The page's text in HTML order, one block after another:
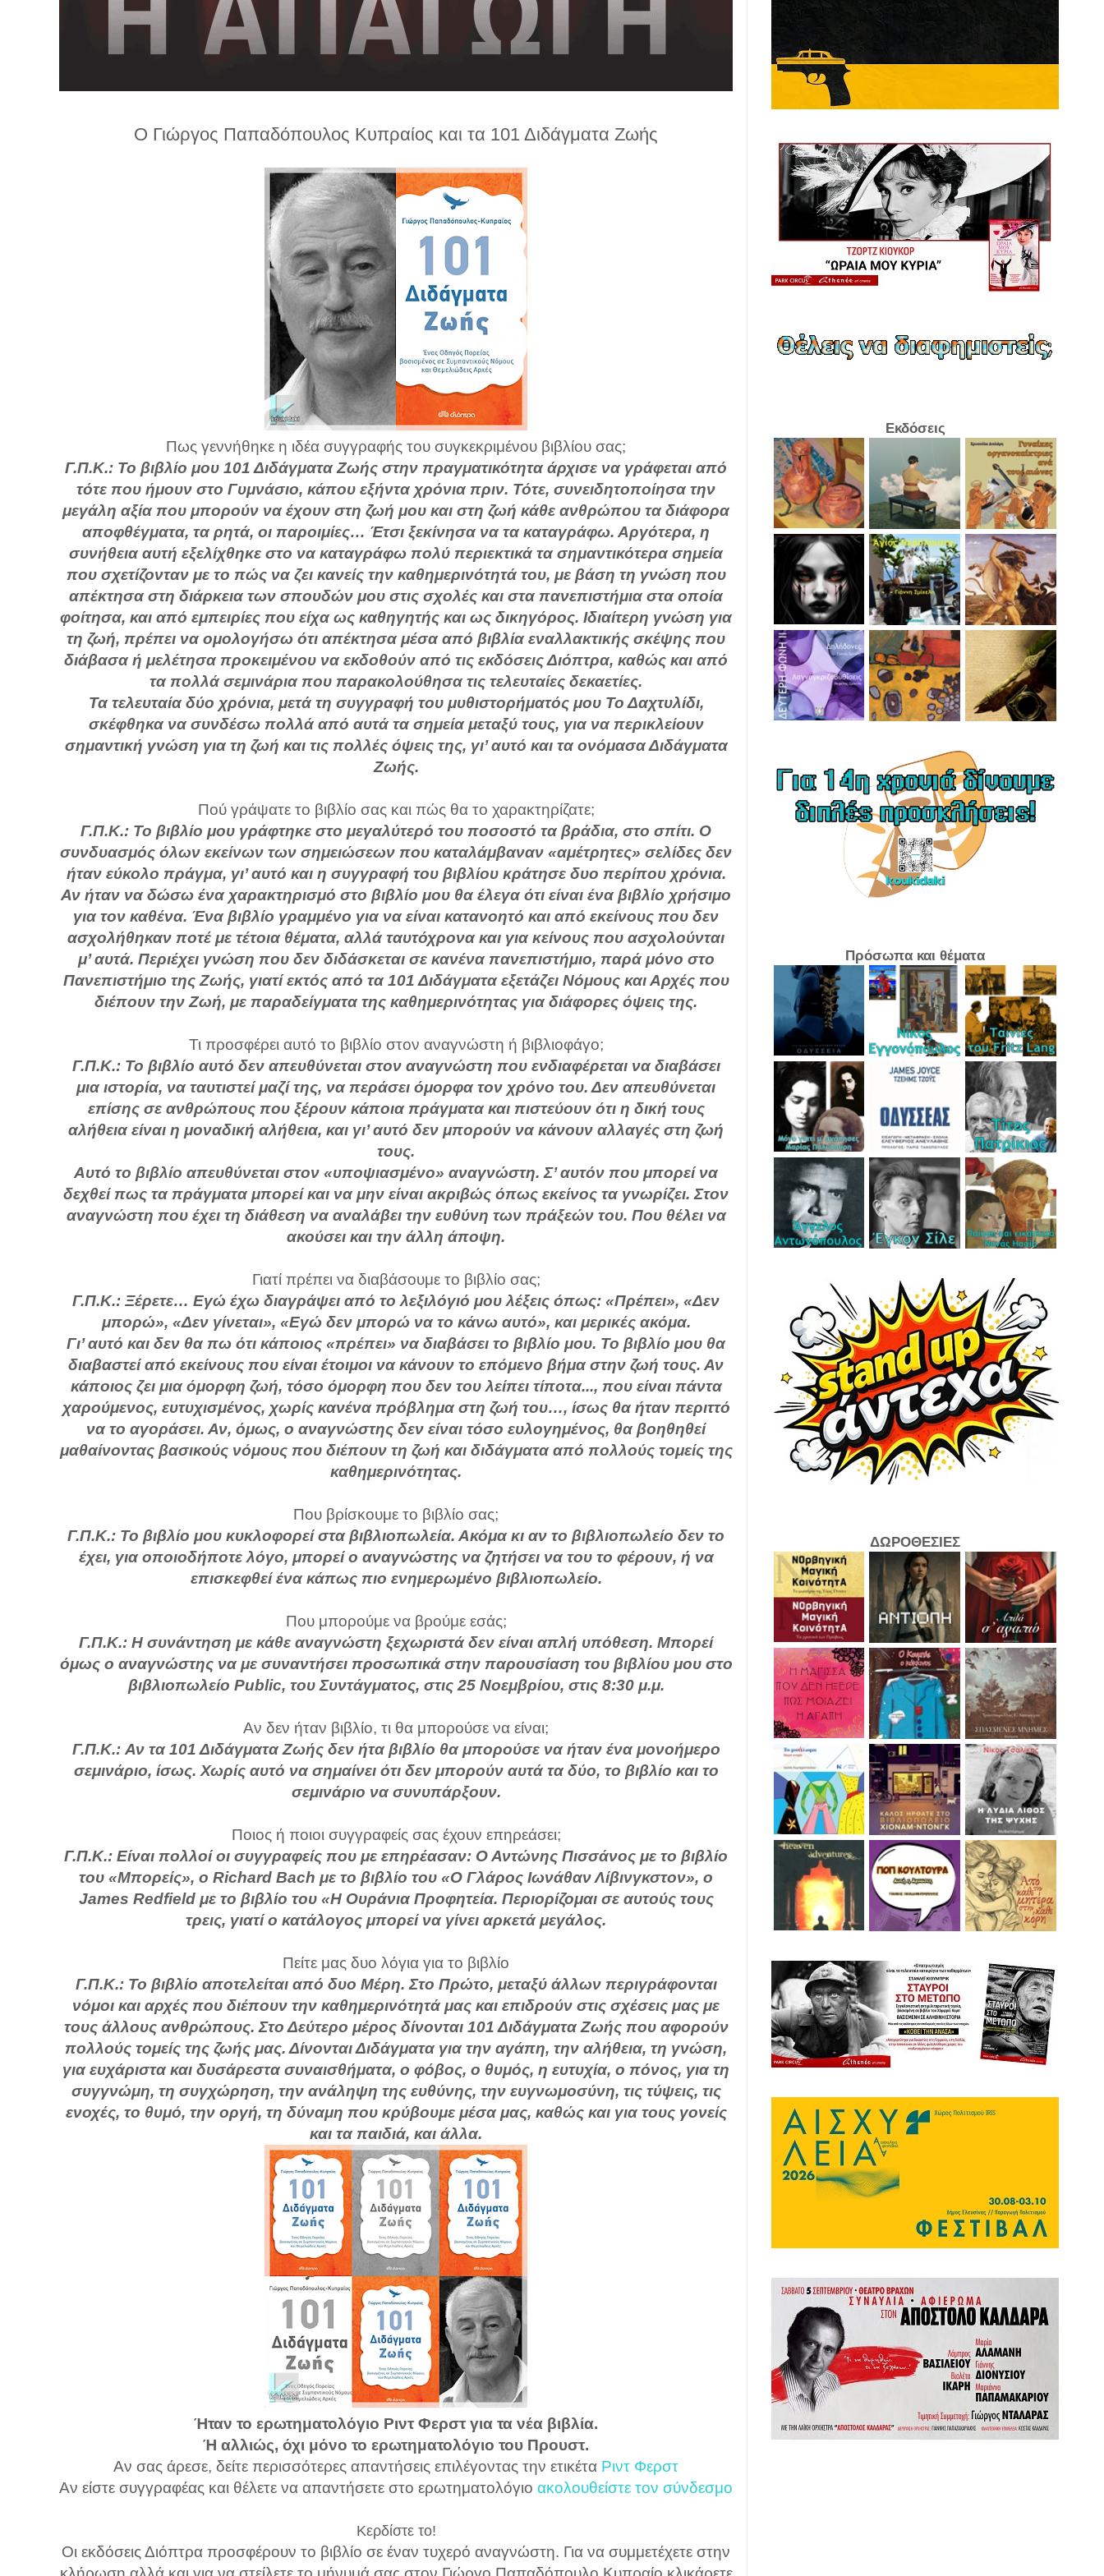
Ο Γιώργος Παπαδόπουλος Κυπραίος και τα 101 Διδάγματα Ζωής
Πως γεννήθηκε η ιδέα συγγραφής του συγκεκριμένου βιβλίου σας;
Γ.Π.Κ.: Το βιβλίο μου 101 Διδάγματα Ζωής στην πραγματικότητα άρχισε να γράφεται από
τότε που ήμουν στο Γυμνάσιο, κάπου εξήντα χρόνια πριν. Τότε, συνειδητοποίησα την
μεγάλη αξία που μπορούν να έχουν στη ζωή μου και στη ζωή κάθε ανθρώπου τα διάφορα
αποφθέγματα, τα ρητά, οι παροιμίες… Έτσι ξεκίνησα να τα καταγράφω. Αργότερα, η
συνήθεια αυτή εξελίχθηκε στο να καταγράφω πολύ περιεκτικά τα σημαντικότερα σημεία
που σχετίζονταν με το πώς να ζει κανείς την καθημερινότητά του, με βάση τη γνώση που
απέκτησα στη διάρκεια των σπουδών μου στις σχολές και στα πανεπιστήμια στα οποία
φοίτησα, και από εμπειρίες που είχα ως καθηγητής και ως δικηγόρος. Ιδιαίτερη γνώση για
τη ζωή, πρέπει να ομολογήσω ότι απέκτησα μέσα από βιβλία εναλλακτικής σκέψης που
διάβασα ή μελέτησα προκειμένου να εκδοθούν από τις εκδόσεις Διόπτρα, καθώς και από
τα πολλά σεμινάρια που παρακολούθησα τις τελευταίες δεκαετίες.
Τα τελευταία δύο χρόνια, μετά τη συγγραφή του μυθιστορήματός μου Το Δαχτυλίδι,
σκέφθηκα να συνδέσω πολλά από αυτά τα σημεία μεταξύ τους, για να περικλείουν
σημαντική γνώση για τη ζωή και τις πολλές όψεις της, γι’ αυτό και τα ονόμασα Διδάγματα
Ζωής.
Πού γράψατε το βιβλίο σας και πώς θα το χαρακτηρίζατε;
Γ.Π.Κ.: Το βιβλίο μου γράφτηκε στο μεγαλύτερό του ποσοστό τα βράδια, στο σπίτι. Ο
συνδυασμός όλων εκείνων των σημειώσεων που καταλάμβαναν «αμέτρητες» σελίδες δεν
ήταν εύκολο πράγμα, γι’ αυτό και η συγγραφή του βιβλίου κράτησε δυο περίπου χρόνια.
Αν ήταν να δώσω ένα χαρακτηρισμό στο βιβλίο μου θα έλεγα ότι είναι ένα βιβλίο χρήσιμο
για τον καθένα. Ένα βιβλίο γραμμένο για να είναι κατανοητό και από εκείνους που δεν
ασχολήθηκαν ποτέ με τέτοια θέματα, αλλά ταυτόχρονα και για κείνους που ασχολούνται
μ’ αυτά. Περιέχει γνώση που δεν διδάσκεται σε κανένα πανεπιστήμιο, παρά μόνο στο
Πανεπιστήμιο της Ζωής, γιατί εκτός από τα 101 Διδάγματα εξετάζει Νόμους και Αρχές που
διέπουν την Ζωή, με παραδείγματα της καθημερινότητας για διάφορες όψεις της.
Τι προσφέρει αυτό το βιβλίο στον αναγνώστη ή βιβλιοφάγο;
Γ.Π.Κ.: Το βιβλίο αυτό δεν απευθύνεται στον αναγνώστη που ενδιαφέρεται να διαβάσει
μια ιστορία, να ταυτιστεί μαζί της, να περάσει όμορφα τον χρόνο του. Δεν απευθύνεται
επίσης σε ανθρώπους που ξέρουν κάποια πράγματα και πιστεύουν ότι η δική τους
αλήθεια είναι η μοναδική αλήθεια, και γι’ αυτό δεν μπορούν να κάνουν αλλαγές στη ζωή
τους.
Αυτό το βιβλίο απευθύνεται στον «υποψιασμένο» αναγνώστη. Σ’ αυτόν που μπορεί να
δεχθεί πως τα πράγματα μπορεί και να μην είναι ακριβώς όπως εκείνος τα γνωρίζει. Στον
αναγνώστη που έχει τη διάθεση να αναλάβει την ευθύνη των πράξεών του. Που θέλει να
ακούσει και την άλλη άποψη.
Γιατί πρέπει να διαβάσουμε το βιβλίο σας;
Γ.Π.Κ.: Ξέρετε… Εγώ έχω διαγράψει από το λεξιλόγιό μου λέξεις όπως: «Πρέπει», «Δεν
μπορώ», «Δεν γίνεται», «Εγώ δεν μπορώ να το κάνω αυτό», και μερικές ακόμα.
Γι’ αυτό και δεν θα πω ότι κάποιος «πρέπει» να διαβάσει το βιβλίο μου. Το βιβλίο μου θα
διαβαστεί από εκείνους που είναι έτοιμοι να κάνουν το επόμενο βήμα στην ζωή τους. Αν
κάποιος ζει μια όμορφη ζωή, τόσο όμορφη που δεν του λείπει τίποτα..., που είναι πάντα
χαρούμενος, ευτυχισμένος, χωρίς κανένα πρόβλημα στη ζωή του…, ίσως θα ήταν περιττό
να το αγοράσει. Αν, όμως, ο αναγνώστης δεν είναι τόσο ευλογημένος, θα βοηθηθεί
μαθαίνοντας βασικούς νόμους που διέπουν τη ζωή και διδάγματα από πολλούς τομείς της
καθημερινότητας.
Που βρίσκουμε το βιβλίο σας;
Γ.Π.Κ.: Το βιβλίο μου κυκλοφορεί στα βιβλιοπωλεία. Ακόμα κι αν το βιβλιοπωλείο δεν το
έχει, για οποιοδήποτε λόγο, μπορεί ο αναγνώστης να ζητήσει να του το φέρουν, ή να
επισκεφθεί ένα κάπως πιο ενημερωμένο βιβλιοπωλείο.
Που μπορούμε να βρούμε εσάς;
Γ.Π.Κ.: Η συνάντηση με κάθε αναγνώστη ξεχωριστά δεν είναι απλή υπόθεση. Μπορεί
όμως ο αναγνώστης να με συναντήσει προσωπικά στην παρουσίαση του βιβλίου μου στο
βιβλιοπωλείο Public, του Συντάγματος, στις 25 Νοεμβρίου, στις 8:30 μ.μ.
Αν δεν ήταν βιβλίο, τι θα μπορούσε να είναι;
Γ.Π.Κ.: Αν τα 101 Διδάγματα Ζωής δεν ήτα βιβλίο θα μπορούσε να ήταν ένα μονοήμερο
σεμινάριο, ίσως. Χωρίς αυτό να σημαίνει ότι δεν μπορούν αυτά τα δύο, το βιβλίο και το
σεμινάριο να συνυπάρξουν.
Ποιος ή ποιοι συγγραφείς σας έχουν επηρεάσει;
Γ.Π.Κ.: Είναι πολλοί οι συγγραφείς που με επηρέασαν: Ο Αντώνης Πισσάνος με το βιβλίο
του «Μπορείς», ο Richard Bach με το βιβλίο του «Ο Γλάρος Ιωνάθαν Λίβινγκστον», o
James Redfield με το βιβλίο του «Η Ουράνια Προφητεία. Περιορίζομαι σε αυτούς τους
τρεις, γιατί ο κατάλογος μπορεί να γίνει αρκετά μεγάλος.
Πείτε μας δυο λόγια για το βιβλίο
Γ.Π.Κ.: Το βιβλίο αποτελείται από δυο Μέρη. Στο Πρώτο, μεταξύ άλλων περιγράφονται
νόμοι και αρχές που διέπουν την καθημερινότητά μας και επιδρούν στις σχέσεις μας με
τους άλλους ανθρώπους. Στο Δεύτερο μέρος δίνονται 101 Διδάγματα Ζωής που αφορούν
πολλούς τομείς της ζωής μας. Δίνονται Διδάγματα για την αγάπη, την αλήθεια, τη γνώση,
για ευχάριστα και δυσάρεστα συναισθήματα, ο φόβος, ο θυμός, η ευτυχία, ο πόνος, για τη
συγγνώμη, τη συγχώρηση, την ανάληψη της ευθύνης, την ευγνωμοσύνη, τις τύψεις, τις
ενοχές, το θυμό, την οργή, τη δύναμη που κρύβουμε μέσα μας, καθώς και για τους γονείς
και τα παιδιά, και άλλα.
Ήταν το ερωτηματολόγιο Ριντ Φερστ για τα νέα βιβλία.
Ή αλλιώς, όχι μόνο το ερωτηματολόγιο του Προυστ.
Αν σας άρεσε, δείτε περισσότερες απαντήσεις επιλέγοντας την ετικέτα Ριντ Φερστ
Αν είστε συγγραφέας και θέλετε να απαντήσετε στο ερωτηματολόγιο ακολουθείστε τον σύνδεσμο
Κερδίστε το!
Οι εκδόσεις Διόπτρα προσφέρουν το βιβλίο σε έναν τυχερό αναγνώστη. Για να συμμετέχετε στην
Εκδόσεις
Πρόσωπα και θέματα
ΔΩΡΟΘΕΣΙΕΣ